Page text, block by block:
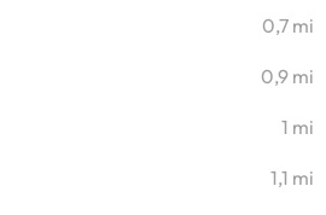
0,7 mi
0,9 mi
1 mi
1,1 mi